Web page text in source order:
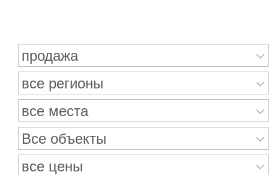
продажа
все регионы
все места
Все объекты
все цены